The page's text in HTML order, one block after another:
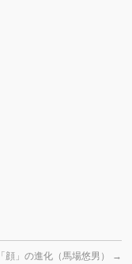
「顔」の進化（馬場悠男） →